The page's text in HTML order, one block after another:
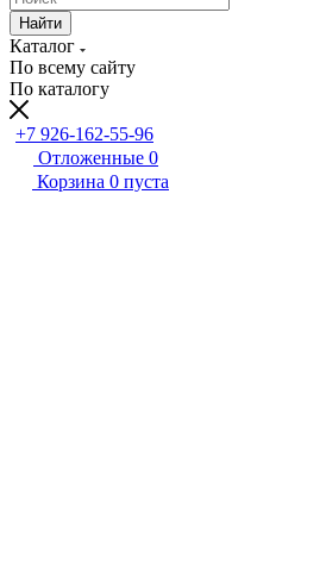
Найти
Каталог
По всему сайту
По каталогу
+7 926-162-55-96
Отложенные 0
Корзина 0 пуста